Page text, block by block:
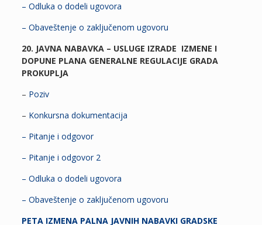
– Odluka o dodeli ugovora
– Obaveštenje o zaključenom ugovoru
20. JAVNA NABAVKA – USLUGE IZRADE IZMENE I
DOPUNE PLANA GENERALNE REGULACIJE GRADA
PROKUPLJA
– Poziv
– Konkursna dokumentacija
– Pitanje i odgovor
– Pitanje i odgovor 2
– Odluka o dodeli ugovora
– Obaveštenje o zaključenom ugovoru
PETA IZMENA PALNA JAVNIH NABAVKI GRADSKE